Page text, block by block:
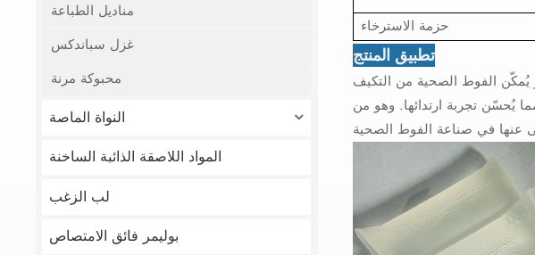
مناديل الطباعة
غزل سباندكس
محبوكة مرنة
النواة الماصة
المواد اللاصقة الذائبة الساخنة
لب الزغب
بوليمر فائق الامتصاص
حزمة الاسترخاء
تطبيق المنتج
الفوط الصحية من التكيف
يُحسّن تجربة ارتدائها. وهو من